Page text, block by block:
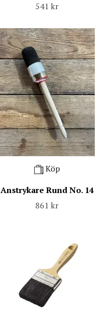
541 kr
Köp
Anstrykare Rund No. 14
861 kr